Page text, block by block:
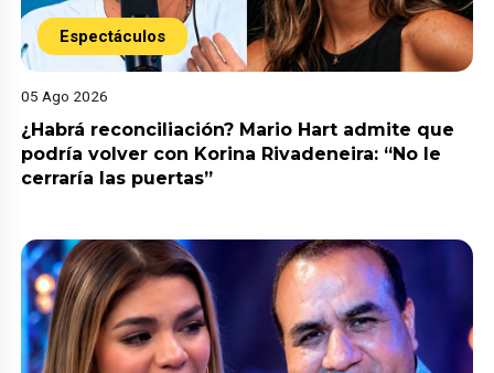
Espectáculos
05 Ago 2026
¿Habrá reconciliación? Mario Hart admite que
podría volver con Korina Rivadeneira: “No le
cerraría las puertas”